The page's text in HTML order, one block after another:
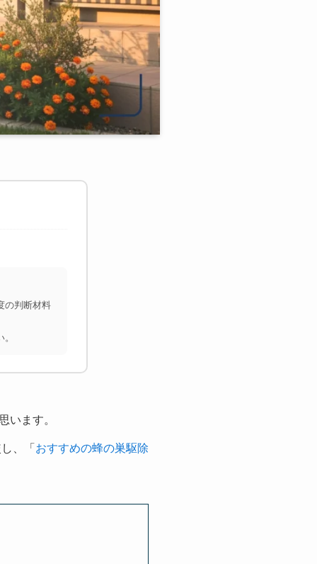
の判断材料
います。
、「 おすすめの蜂の巣駆除